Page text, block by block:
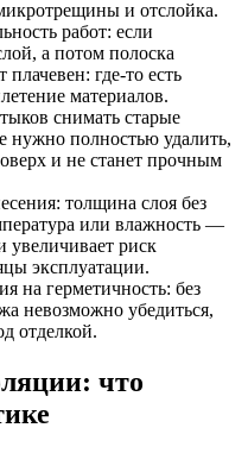
и отслойка.
работ: если
а потом полоска
плачевен: где-то есть
материалов.
снимать старые
нужно полностью удалить,
и не станет прочным
толщина слоя без
или влажность —
увеличивает риск
эксплуатации.
на герметичность: без
невозможно убедиться,
отделкой.
что